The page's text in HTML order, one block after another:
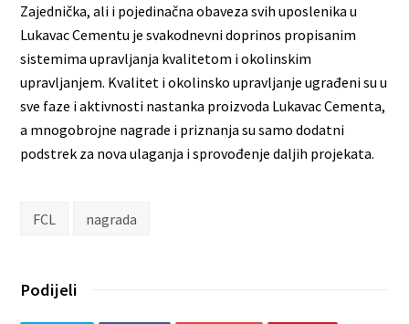
Zajednička, ali i pojedinačna obaveza svih uposlenika u
Lukavac Cementu je svakodnevni doprinos propisanim
sistemima upravljanja kvalitetom i okolinskim
upravljanjem. Kvalitet i okolinsko upravljanje ugrađeni su u
sve faze i aktivnosti nastanka proizvoda Lukavac Cementa,
a mnogobrojne nagrade i priznanja su samo dodatni
podstrek za nova ulaganja i sprovođenje daljih projekata.
FCL nagrada
Podijeli